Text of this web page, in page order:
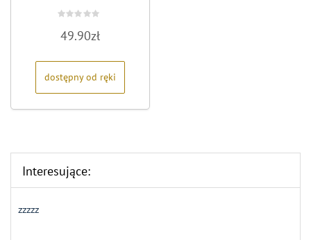
0
na
49.90zł
dostępny od ręki
Interesujące:
zzzzz